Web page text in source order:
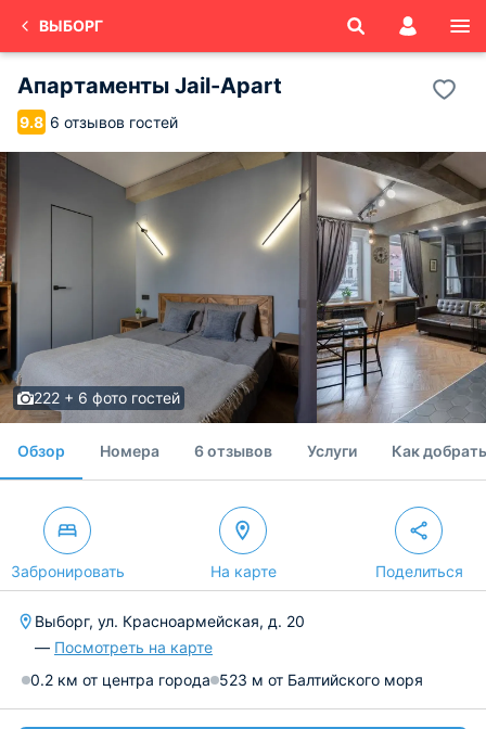
ВЫБОРГ
Апартаменты Jail-Apart
9.8 6 отзывов гостей
222 + 6 фото гостей
Обзор Номера 6 отзывов Услуги Как
Забронировать На карте Поделиться
Выборг, ул. Красноармейская, д. 20
— Посмотреть на карте
0.2 км от центра города 523 м от Балтийского моря